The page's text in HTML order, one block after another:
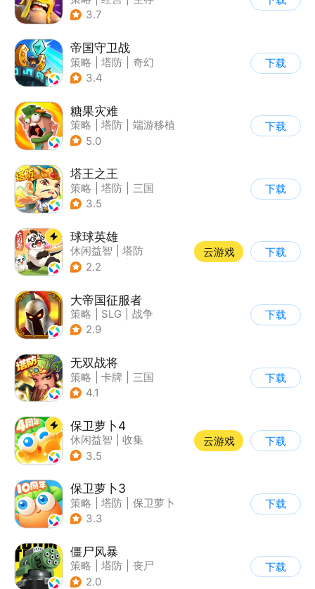
| 部落冲突
3.7
帝国守卫战
策略 塔防
奇幻
| 卡通
3.4
下载
糖果灾难
策略 塔防
端游移植
| 卡通
5.0
下载
塔王之王
策略 塔防
三国
| 卡通
3.5
下载
球球英雄
休闲益智
塔防
| 战术竞技
2.2
云游戏 下载
大帝国征服者
策略 SLG
战争
| 帝国时代
2.9
下载
无双战将
策略 卡牌
三国
| 中国风
4.1
下载
保卫萝卜4
休闲益智
收集
| 保卫萝卜
3.5
云游戏 下载
保卫萝卜3
策略 塔防
保卫萝卜
| 卡通
3.3
下载
僵尸风暴
策略 塔防
丧尸
| 卡通
2.0
下载